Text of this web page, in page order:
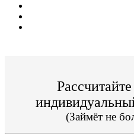
(Займёт не